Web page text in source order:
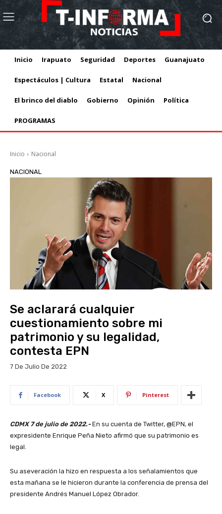
Inicio Irapuato Seguridad Deportes Guanajuato
Espectáculos | Cultura Estatal Nacional
El brinco del diablo Gobierno Opinión Política
PROGRAMAS
Inicio Nacional
NACIONAL
Se aclarará cualquier
cuestionamiento sobre mi
patrimonio y su legalidad,
contesta EPN
7 De Julio De 2022
Facebook X Pinterest
CDMX 7 de julio de 2022.-En su cuenta de Twitter, @EPN, el
expresidente Enrique Peña Nieto afirmó que su patrimonio es
legal.
Su aseveración la hizo en respuesta a los señalamientos que
esta mañana se le hicieron durante la conferencia de prensa del
presidente Andrés Manuel López Obrador.